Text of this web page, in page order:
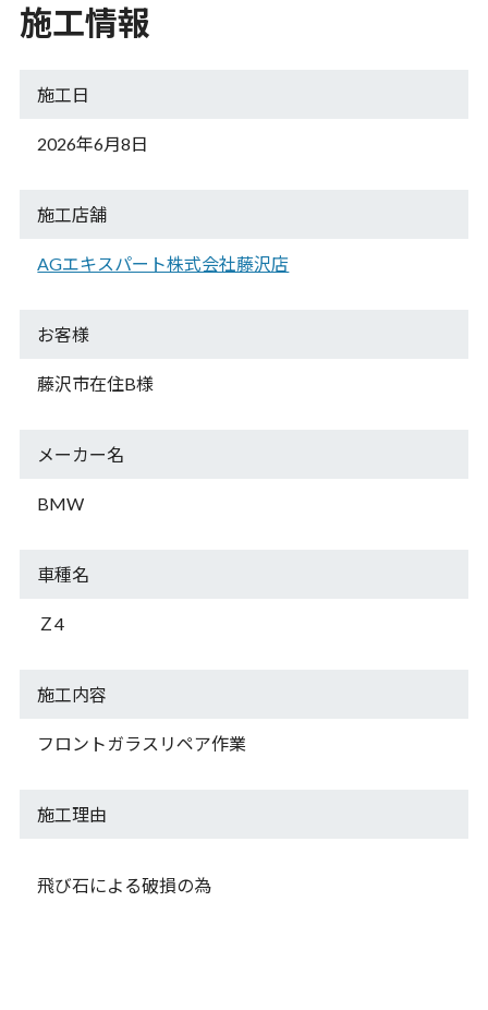
施工情報
施工日
2026年6月8日
施工店舗
AGエキスパート株式会社藤沢店
お客様
藤沢市在住B様
メーカー名
BMW
車種名
Ｚ4
施工内容
フロントガラスリペア作業
施工理由
飛び石による破損の為